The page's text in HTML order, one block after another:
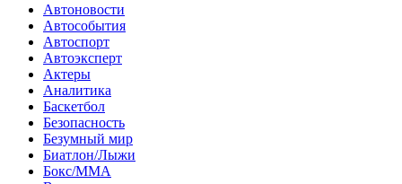
Автоновости
Автособытия
Автоспорт
Автоэксперт
Актеры
Аналитика
Баскетбол
Безопасность
Безумный мир
Биатлон/Лыжи
Бокс/MMA